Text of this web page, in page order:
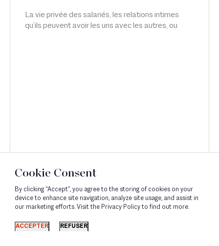
La vie privée des salariés, les relations intimes
qu’ils peuvent avoir les uns avec les autres, ou
Découvrir
Cookie Consent
By clicking “Accept”, you agree to the storing of cookies on your
device to enhance site navigation, analyze site usage, and assist in
our marketing efforts. Visit the Privacy Policy to find out more.
ACCEPTER REFUSER